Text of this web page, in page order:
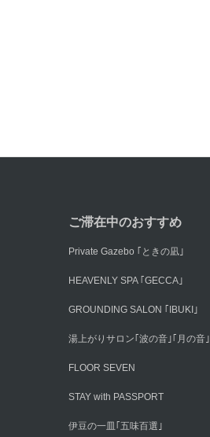
ご滞在中のおすすめ
Private Gazebo ｢ときの凪｣
HEAVENLY SPA ｢GECCA｣
GROUNDING SALON ｢IBUKI｣
湯上がりサロン｢波の音｣｢月の音｣
FLOOR SEVEN
STAY with PASSPORT
伊豆の一皿｢五味百選｣